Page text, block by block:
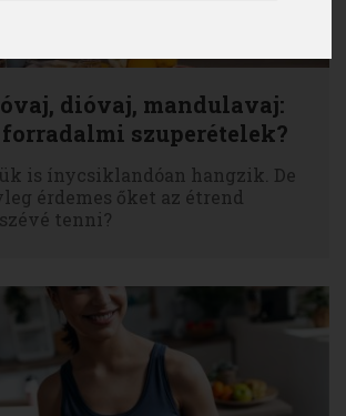
dióvaj, mandulavaj:
szuperételek?
is ínycsiklandóan hangzik. De
érdemes őket az étrend
tenni?